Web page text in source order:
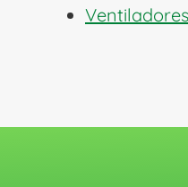
Ventiladores